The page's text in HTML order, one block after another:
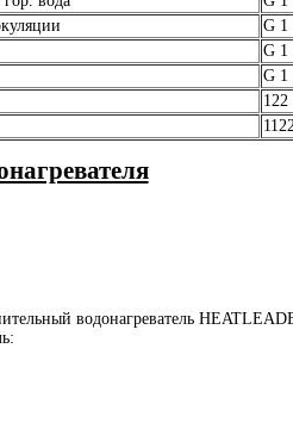
G 1
G 1
G 1
122
водонагреватель